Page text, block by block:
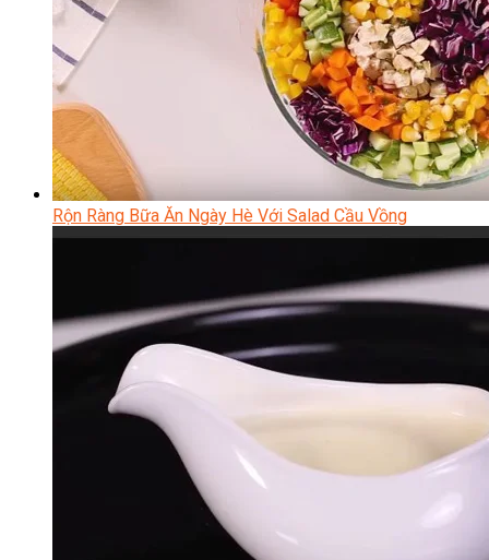
Rộn Ràng Bữa Ăn Ngày Hè Với Salad Cầu Vồng